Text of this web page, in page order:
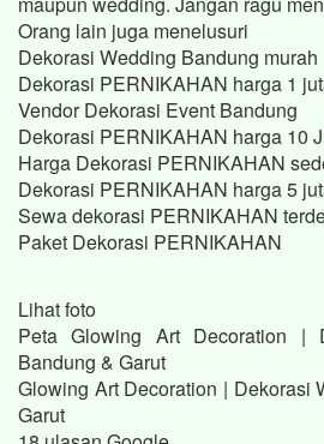
Orang lain juga menelusuri
Dekorasi Wedding Bandung murah
Dekorasi PERNIKAHAN harga 1
Vendor Dekorasi Event Bandung
Dekorasi PERNIKAHAN harga 10
Harga Dekorasi PERNIKAHAN
Dekorasi PERNIKAHAN harga 5
Sewa dekorasi PERNIKAHAN
Paket Dekorasi PERNIKAHAN
Lihat foto
Peta Glowing Art Decoration |
Bandung & Garut
Glowing Art Decoration | Dekorasi
Garut